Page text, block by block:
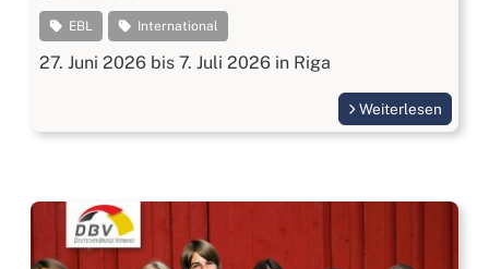
EBL International
27. Juni 2026 bis 7. Juli 2026 in Riga
Weiterlesen